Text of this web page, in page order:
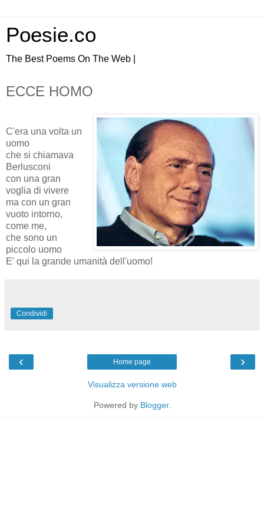
Poesie.co
The Best Poems On The Web |
ECCE HOMO
C'era una volta un
uomo
che si chiamava
Berlusconi
con una gran
voglia di vivere
ma con un gran
vuoto intorno,
come me,
che sono un
piccolo uomo
E' qui la grande umanità dell'uomo!
Condividi
‹ ›
Home page
Visualizza versione web
Powered by Blogger.